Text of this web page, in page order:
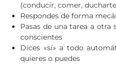
(conducir, comer,
Respondes de forma
Pasas de una tarea a otra
conscientes
Dices «sí» a todo
quieres o puedes